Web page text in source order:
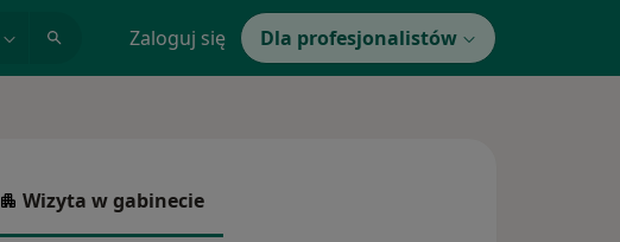
Zaloguj się Dla profesjonalistów
Wizyta w gabinecie
Wizyta w gabinecie